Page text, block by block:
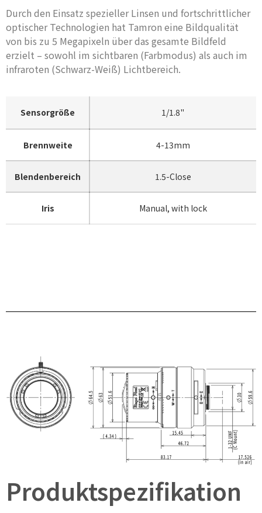
Durch den Einsatz spezieller Linsen und fortschrittlicher
optischer Technologien hat Tamron eine Bildqualität
von bis zu 5 Megapixeln über das gesamte Bildfeld
erzielt – sowohl im sichtbaren (Farbmodus) als auch im
infraroten (Schwarz-Weiß) Lichtbereich.
Sensorgröße 1/1.8"
Brennweite 4-13mm
Blendenbereich 1.5-Close
Iris Manual, with lock
Produktspezifikation